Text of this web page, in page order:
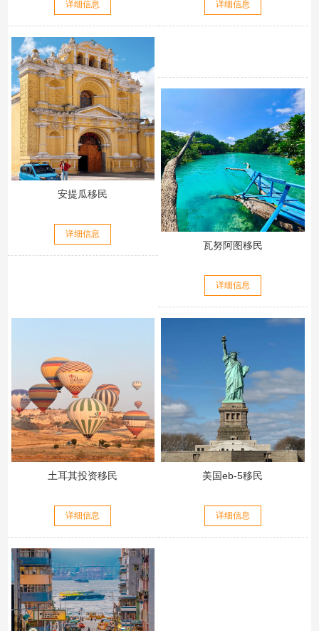
详细信息 详细信息
安提瓜移民
详细信息
瓦努阿图移民
详细信息
土耳其投资移民
详细信息
美国eb-5移民
详细信息